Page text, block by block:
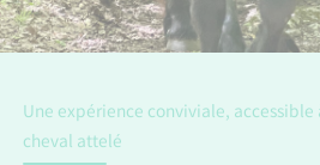
Une expérience conviviale,
cheval attelé